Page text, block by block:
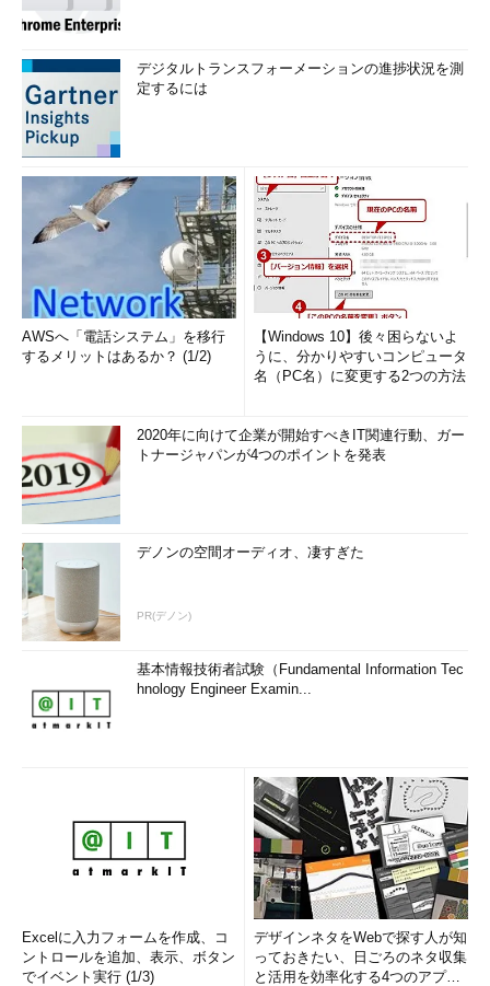
デジタルトランスフォーメーションの進捗状況を測
定するには
AWSへ「電話システム」を移行
するメリットはあるか？ (1/2)
【Windows 10】後々困らないよ
うに、分かりやすいコンピュータ
名（PC名）に変更する2つの方法
2020年に向けて企業が開始すべきIT関連行動、ガー
トナージャパンが4つのポイントを発表
デノンの空間オーディオ、凄すぎた
PR(デノン)
基本情報技術者試験（Fundamental Information Tec
hnology Engineer Examin...
Excelに入力フォームを作成、コ
ントロールを追加、表示、ボタン
でイベント実行 (1/3)
デザインネタをWebで探す人が知
っておきたい、日ごろのネタ収集
と活用を効率化する4つのアプリ